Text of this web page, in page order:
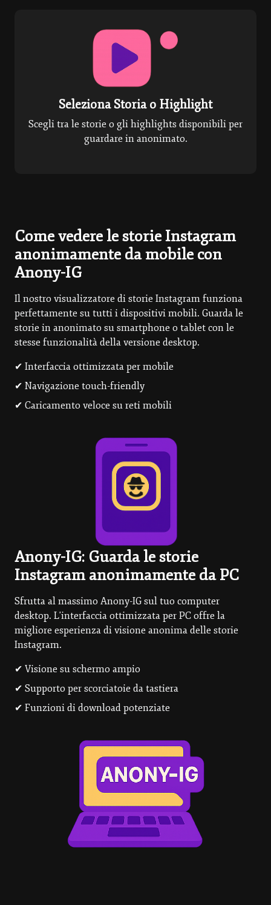
Seleziona Storia o Highlight
Scegli tra le storie o gli highlights disponibili per
guardare in anonimato.
Come vedere le storie Instagram
anonimamente da mobile con
Anony-IG
Il nostro visualizzatore di storie Instagram funziona
perfettamente su tutti i dispositivi mobili. Guarda le
storie in anonimato su smartphone o tablet con le
stesse funzionalità della versione desktop.
✔ Interfaccia ottimizzata per mobile
✔ Navigazione touch-friendly
✔ Caricamento veloce su reti mobili
Anony-IG: Guarda le storie
Instagram anonimamente da PC
Sfrutta al massimo Anony-IG sul tuo computer
desktop. L'interfaccia ottimizzata per PC offre la
migliore esperienza di visione anonima delle storie
Instagram.
✔ Visione su schermo ampio
✔ Supporto per scorciatoie da tastiera
✔ Funzioni di download potenziate